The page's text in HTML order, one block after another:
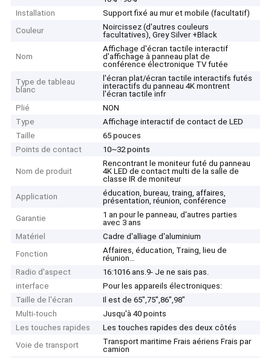
Installation
Support fixé au mur et mobile (facultatif)
Couleur
Noircissez (d'autres couleurs
facultatives), Grey Silver +Black
Nom
Affichage d'écran tactile interactif
d'affichage à panneau plat de
conférence électronique TV futée
Type de tableau
blanc
l'écran plat/écran tactile interactifs futés
interactifs du panneau 4K montrent
l'écran tactile infr
Plié
NON
Type
Affichage interactif de contact de LED
Taille
65 pouces
Points de contact
10~32 points
Nom de produit
Rencontrant le moniteur futé du panneau
4K LED de contact multi de la salle de
classe IR de moniteur
Application
éducation, bureau, traing, affaires,
présentation, réunion, conférence
Garantie
1 an pour le panneau, d'autres parties
avec 3 ans
Matériel
Cadre d'alliage d'aluminium
Fonction
Affaires, éducation, Traing, lieu de
réunion…
Radio d'aspect
16:1016 ans.9- Je ne sais pas.
interface
Pour les appareils électroniques:
Taille de l'écran
Il est de 65",75",86",98"
Multi-touch
Jusqu'à 40 points
Les touches rapides
Les touches rapides des deux côtés
Voie de transport
Transport maritime Frais aériens Frais par
camion